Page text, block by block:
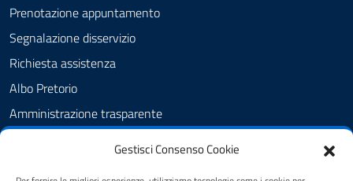
Gestisci Consenso Cookie
Prenotazione appuntamento
Segnalazione disservizio
Richiesta assistenza
Albo Pretorio
Amministrazione trasparente